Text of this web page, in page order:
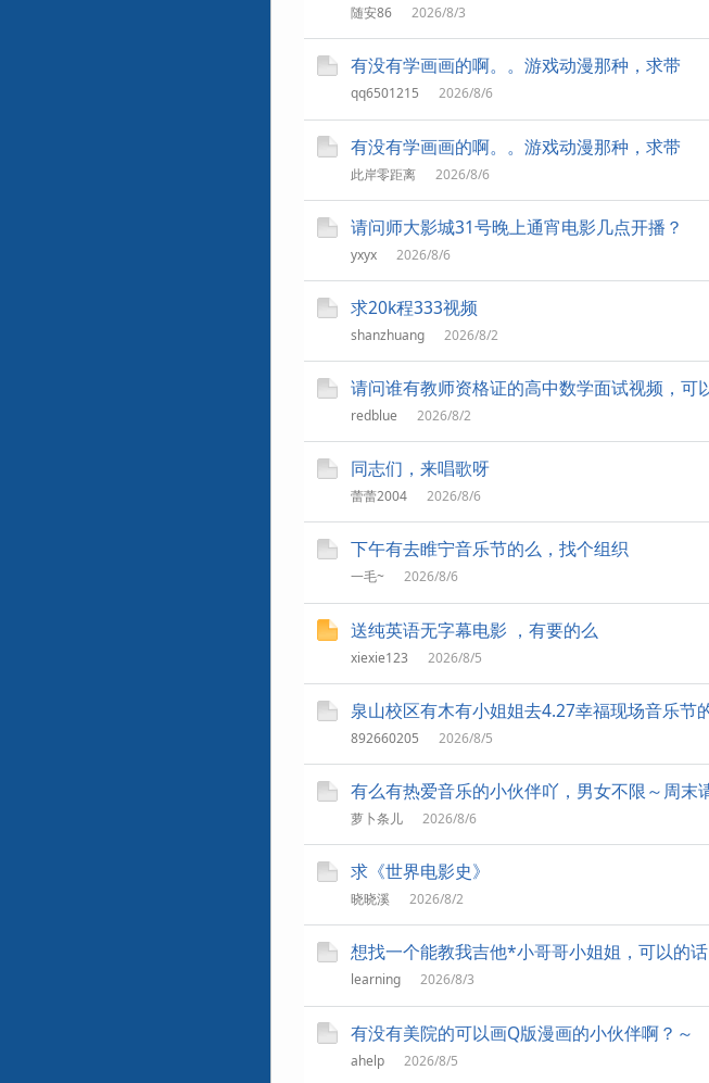
随安86 2026/8/3
有没有学画画的啊。。游戏动漫那种，求带
qq6501215 2026/8/6
有没有学画画的啊。。游戏动漫那种，求带
此岸零距离 2026/8/6
请问师大影城31号晚上通宵电影几点开播？
yxyx 2026/8/6
求20k程333视频
shanzhuang 2026/8/2
请问谁有教师资格证的高中数学面试视频，可
redblue 2026/8/2
同志们，来唱歌呀
蕾蕾2004 2026/8/6
下午有去睢宁音乐节的么，找个组织
一毛~ 2026/8/6
送纯英语无字幕电影 ，有要的么
xiexie123 2026/8/5
泉山校区有木有小姐姐去4.27幸福现场音乐节
892660205 2026/8/5
有么有热爱音乐的小伙伴吖，男女不限～周末
萝卜条儿 2026/8/6
求《世界电影史》
晓晓溪 2026/8/2
想找一个能教我吉他*小哥哥小姐姐，可以的
learning 2026/8/3
有没有美院的可以画Q版漫画的小伙伴啊？～
ahelp 2026/8/5